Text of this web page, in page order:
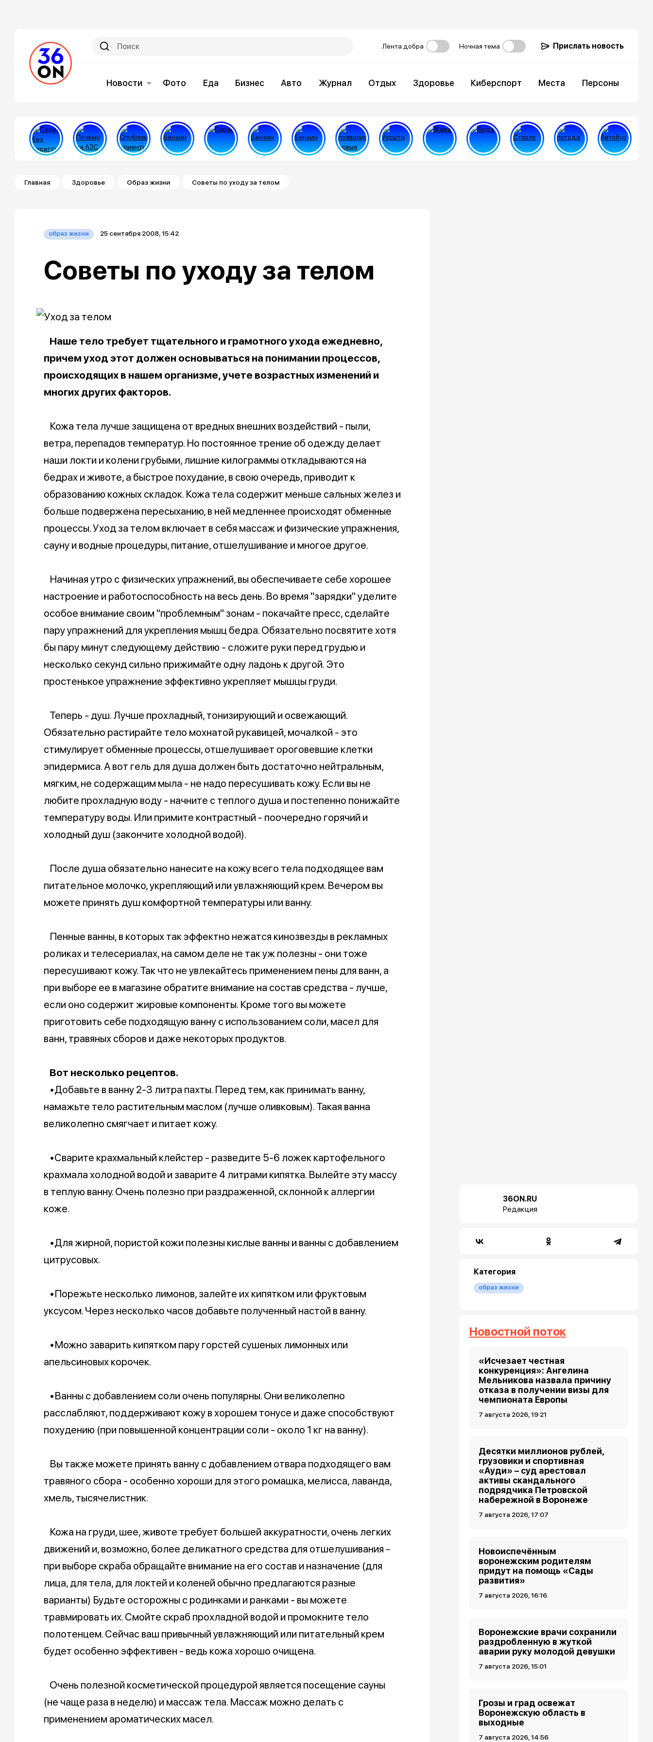
Лента добра Ночная тема Прислать новость
Новости Фото Еда Бизнес Авто Журнал Отдых Здоровье Киберспорт Места Персоны
Строка навигации
Главная Здоровье Образ жизни Советы по уходу за телом
образ жизни 25 сентября 2008, 15:42
Советы по уходу за телом
Наше тело требует тщательного и грамотного ухода ежедневно,
причем уход этот должен основываться на понимании процессов,
происходящих в нашем организме, учете возрастных изменений и
многих других факторов.
Кожа тела лучше защищена от вредных внешних воздействий - пыли,
ветра, перепадов температур. Но постоянное трение об одежду делает
наши локти и колени грубыми, лишние килограммы откладываются на
бедрах и животе, а быстрое похудание, в свою очередь, приводит к
образованию кожных складок. Кожа тела содержит меньше сальных желез и
больше подвержена пересыханию, в ней медленнее происходят обменные
процессы. Уход за телом включает в себя массаж и физические упражнения,
сауну и водные процедуры, питание, отшелушивание и многое другое.
Начиная утро с физических упражнений, вы обеспечиваете себе хорошее
настроение и работоспособность на весь день. Во время "зарядки" уделите
особое внимание своим "проблемным" зонам - покачайте пресс, сделайте
пару упражнений для укрепления мышц бедра. Обязательно посвятите хотя
бы пару минут следующему действию - сложите руки перед грудью и
несколько секунд сильно прижимайте одну ладонь к другой. Это
простенькое упражнение эффективно укрепляет мышцы груди.
Теперь - душ. Лучше прохладный, тонизирующий и освежающий.
Обязательно растирайте тело мохнатой рукавицей, мочалкой - это
стимулирует обменные процессы, отшелушивает ороговевшие клетки
эпидермиса. А вот гель для душа должен быть достаточно нейтральным,
мягким, не содержащим мыла - не надо пересушивать кожу. Если вы не
любите прохладную воду - начните с теплого душа и постепенно понижайте
температуру воды. Или примите контрастный - поочередно горячий и
холодный душ (закончите холодной водой).
После душа обязательно нанесите на кожу всего тела подходящее вам
питательное молочко, укрепляющий или увлажняющий крем. Вечером вы
можете принять душ комфортной температуры или ванну.
Пенные ванны, в которых так эффектно нежатся кинозвезды в рекламных
роликах и телесериалах, на самом деле не так уж полезны - они тоже
пересушивают кожу. Так что не увлекайтесь применением пены для ванн, а
при выборе ее в магазине обратите внимание на состав средства - лучше,
если оно содержит жировые компоненты. Кроме того вы можете
приготовить себе подходящую ванну с использованием соли, масел для
ванн, травяных сборов и даже некоторых продуктов.
Вот несколько рецептов.
•Добавьте в ванну 2-3 литра пахты. Перед тем, как принимать ванну,
намажьте тело растительным маслом (лучше оливковым). Такая ванна
великолепно смягчает и питает кожу.
•Сварите крахмальный клейстер - разведите 5-6 ложек картофельного
крахмала холодной водой и заварите 4 литрами кипятка. Вылейте эту массу
в теплую ванну. Очень полезно при раздраженной, склонной к аллергии
коже.
•Для жирной, пористой кожи полезны кислые ванны и ванны с добавлением
цитрусовых.
•Порежьте несколько лимонов, залейте их кипятком или фруктовым
уксусом. Через несколько часов добавьте полученный настой в ванну.
•Можно заварить кипятком пару горстей сушеных лимонных или
апельсиновых корочек.
•Ванны с добавлением соли очень популярны. Они великолепно
расслабляют, поддерживают кожу в хорошем тонусе и даже способствуют
похудению (при повышенной концентрации соли - около 1 кг на ванну).
Вы также можете принять ванну с добавлением отвара подходящего вам
травяного сбора - особенно хороши для этого ромашка, мелисса, лаванда,
хмель, тысячелистник.
Кожа на груди, шее, животе требует большей аккуратности, очень легких
движений и, возможно, более деликатного средства для отшелушивания -
при выборе скраба обращайте внимание на его состав и назначение (для
лица, для тела, для локтей и коленей обычно предлагаются разные
варианты) Будьте осторожны с родинками и ранками - вы можете
травмировать их. Смойте скраб прохладной водой и промокните тело
полотенцем. Сейчас ваш привычный увлажняющий или питательный крем
будет особенно эффективен - ведь кожа хорошо очищена.
Очень полезной косметической процедурой является посещение сауны
(не чаще раза в неделю) и массаж тела. Массаж можно делать с
применением ароматических масел.
36ON.RU
Редакция
Категория
образ жизни
Новостной поток
«Исчезает честная
конкуренция»: Ангелина
Мельникова назвала причину
отказа в получении визы для
чемпионата Европы
7 августа 2026, 19:21
Десятки миллионов рублей,
грузовики и спортивная
«Ауди» – суд арестовал
активы скандального
подрядчика Петровской
набережной в Воронеже
7 августа 2026, 17:07
Новоиспечённым
воронежским родителям
придут на помощь «Сады
развития»
7 августа 2026, 16:16
Воронежские врачи сохранили
раздробленную в жуткой
аварии руку молодой девушки
7 августа 2026, 15:01
Грозы и град освежат
Воронежскую область в
выходные
7 августа 2026, 14:56